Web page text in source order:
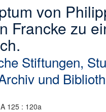
von
Francke zu
Stiftungen,
und
125 : 120a